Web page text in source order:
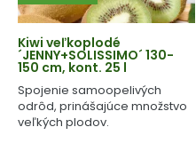
Kiwi veľkoplodé
´JENNY+SOLISSIMO´ 130-
150 cm, kont. 25 l
Spojenie samoopelivých
odrôd, prinášajúce množstvo
veľkých plodov.